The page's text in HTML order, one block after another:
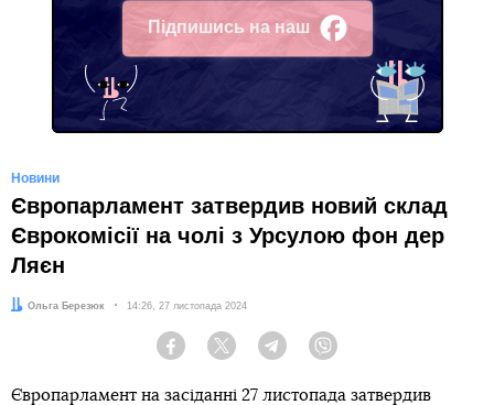
Підпишись на наш
Facebook
Новини
Європарламент затвердив новий склад
Єврокомісії на чолі з Урсулою фон дер
Ляєн
Автор:
Ольга Березюк Дата:
14:26, 27 листопада 2024
Facebook Twitter Telegram
Європарламент на засіданні 27 листопада затвердив